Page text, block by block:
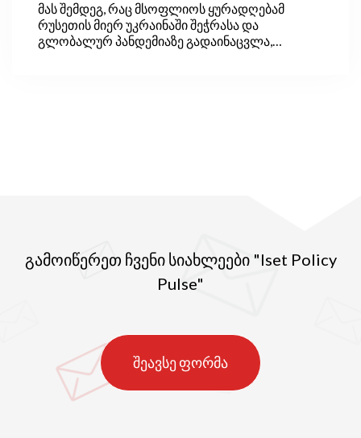
მას შემდეგ, რაც მსოფლიოს ყურადღებამ
რუსეთის მიერ უკრაინაში შეჭრასა და
გლობალურ პანდემიაზე გადაინაცვლა,
გამოიწერეთ ჩვენი სიახლეები "Iset Policy
Pulse"
შეავსე ფორმა